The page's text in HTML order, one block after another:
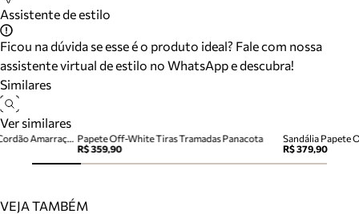
Assistente de estilo
Ficou na dúvida se esse é o produto ideal? Fale com nossa
assistente virtual de estilo no WhatsApp e descubra!
Similares
Ver similares
Papete Off-White Tiras Tramadas Panacota
R$ 359,90
R$ 379,90
Sandália Papete Branca Tiras Cordão Amarração
VEJA TAMBÉM